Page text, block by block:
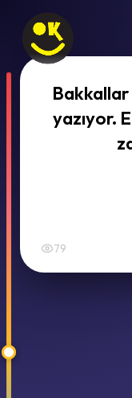
yazıyor.
79